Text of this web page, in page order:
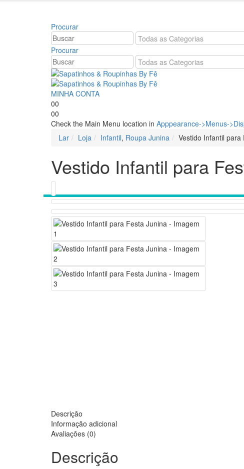
Procurar
Procurar
MINHA CONTA
00
00
Check the Main Menu location in Apppearance->Menus-
Lar
Loja Infantil, Roupa Junina Vestido Infantil para
Vestido Infantil para
Descrição
Informação adicional
Avaliações (0)
Descrição